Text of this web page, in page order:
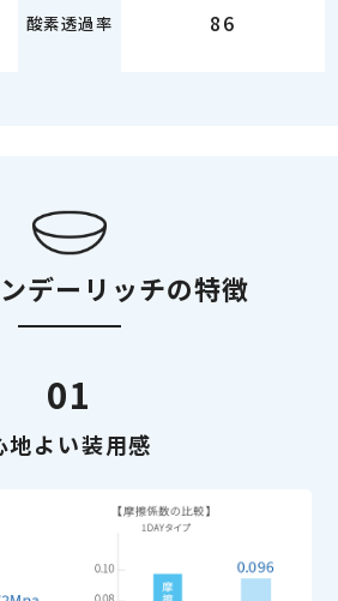
酸素透過率 86
デーリッチの特徴
01
地よい装用感